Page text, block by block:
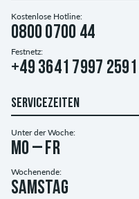
Kostenlose Hotline:
0800 0700 44
Festnetz:
+49 3641 7997 2591
SERVICEZEITEN
Unter der Woche:
Mo – Fr
Wochenende:
Samstag